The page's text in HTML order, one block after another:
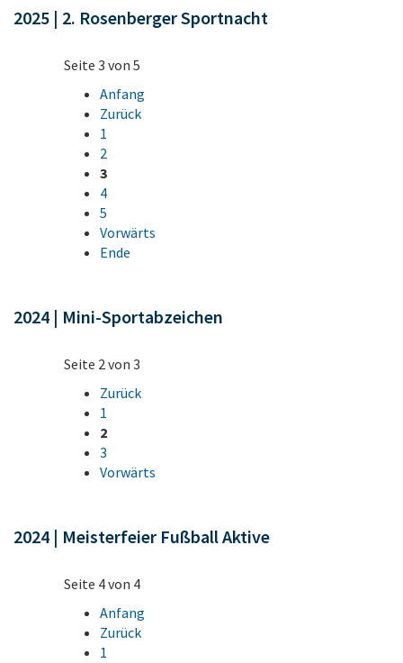
2025 | 2. Rosenberger Sportnacht
Seite 3 von 5
Anfang
Zurück
1
2
3
4
5
Vorwärts
Ende
2024 | Mini-Sportabzeichen
Seite 2 von 3
Zurück
1
2
3
Vorwärts
2024 | Meisterfeier Fußball Aktive
Seite 4 von 4
Anfang
Zurück
1